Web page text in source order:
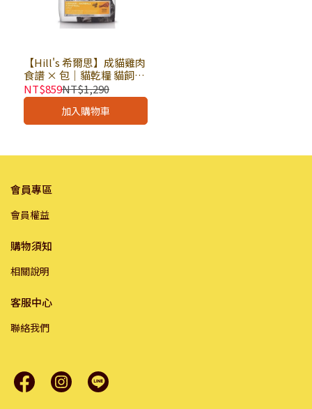
【Hill's 希爾思】成貓雞肉
食譜 × 包｜貓乾糧 貓飼料
化毛飼料 泌尿道毛球控制
希爾思貓飼料
NT$859NT$1,290
加入購物車
會員專區
會員權益
購物須知
相關說明
客服中心
聯絡我們